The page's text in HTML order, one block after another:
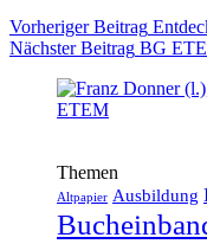
VorherigerBeitrag
NächsterBeitrag BG
Themen
Altpapier Ausbildung